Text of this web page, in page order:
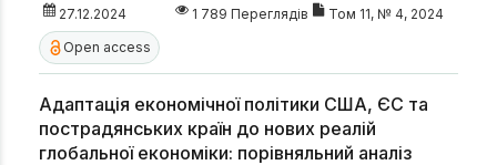
27.12.2024 1 789 Переглядів Том 11, № 4, 2024
Open access
Адаптація економічної політики США, ЄС та
пострадянських країн до нових реалій
глобальної економіки: порівняльний аналіз